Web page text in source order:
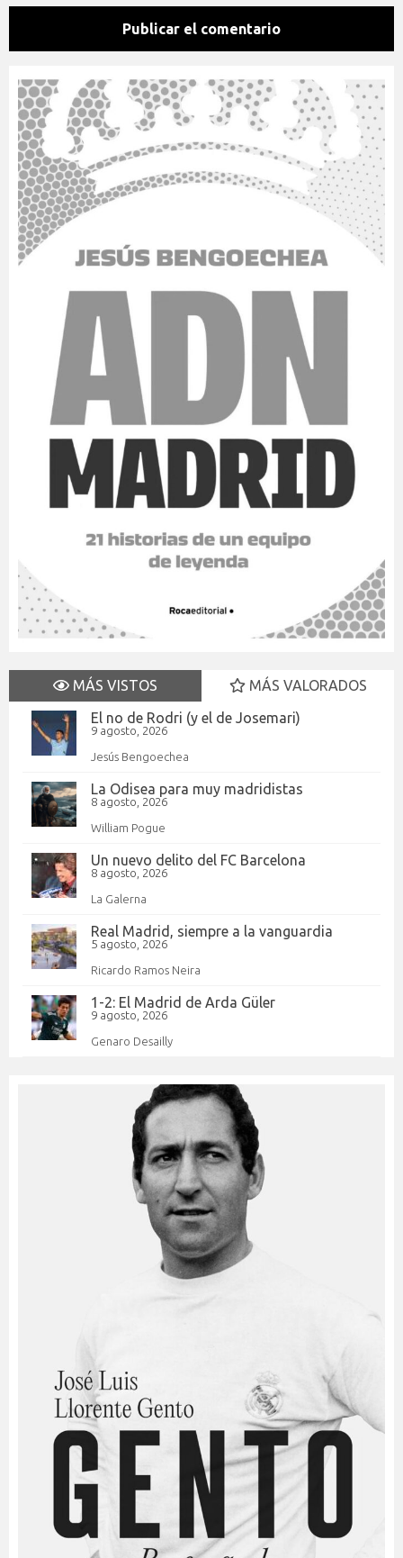
MÁS VISTOS
MÁS VALORADOS
El no de Rodri (y el de Josemari)
9 agosto, 2026
Jesús Bengoechea
La Odisea para muy madridistas
8 agosto, 2026
William Pogue
Un nuevo delito del FC Barcelona
8 agosto, 2026
La Galerna
Real Madrid, siempre a la vanguardia
5 agosto, 2026
Ricardo Ramos Neira
1-2: El Madrid de Arda Güler
9 agosto, 2026
Genaro Desailly